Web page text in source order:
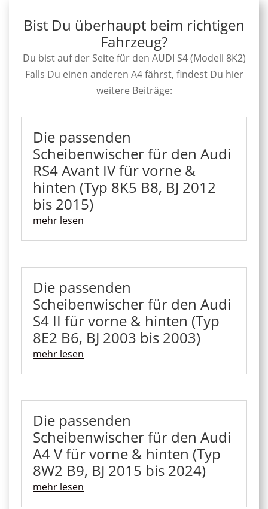
Bist Du überhaupt beim richtigen
Fahrzeug?
Du bist auf der Seite für den AUDI S4 (Modell 8K2)
Falls Du einen anderen A4 fährst, findest Du hier
weitere Beiträge:
Die passenden
Scheibenwischer für den Audi
RS4 Avant IV für vorne &
hinten (Typ 8K5 B8, BJ 2012
bis 2015)
mehr lesen
Die passenden
Scheibenwischer für den Audi
S4 II für vorne & hinten (Typ
8E2 B6, BJ 2003 bis 2003)
mehr lesen
Die passenden
Scheibenwischer für den Audi
A4 V für vorne & hinten (Typ
8W2 B9, BJ 2015 bis 2024)
mehr lesen